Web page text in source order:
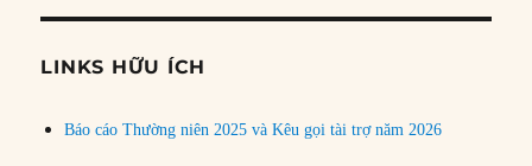
đề
LINKS HỮU ÍCH
Báo cáo Thường niên 2025 và Kêu gọi tài trợ năm 2026